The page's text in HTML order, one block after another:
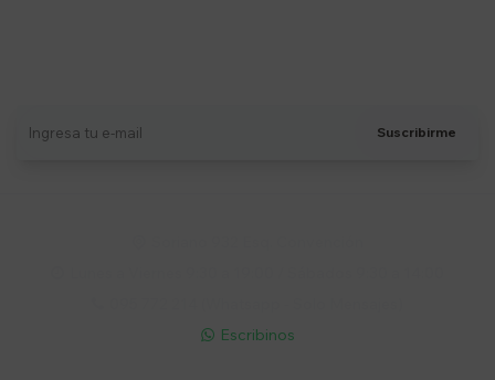
Suscribirme
 Escribinos